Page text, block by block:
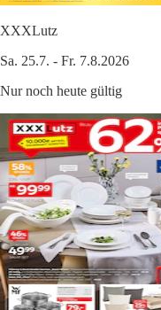
XXXLutz
Sa. 25.7. - Fr. 7.8.2026
Nur noch heute gültig